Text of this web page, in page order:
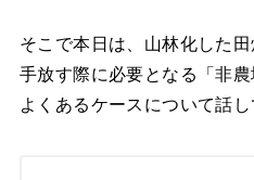
そこで本日は、山林化した
手放す際に必要となる「非
よくあるケースについて話し